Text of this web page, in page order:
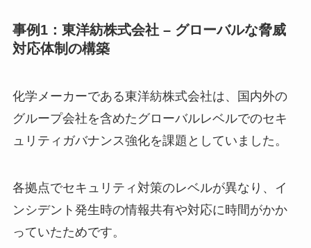
事例1：東洋紡株式会社 – グローバルな脅威
対応体制の構築
化学メーカーである東洋紡株式会社は、国内外の
グループ会社を含めたグローバルレベルでのセキ
ュリティガバナンス強化を課題としていました。
各拠点でセキュリティ対策のレベルが異なり、イ
ンシデント発生時の情報共有や対応に時間がかか
っていたためです。